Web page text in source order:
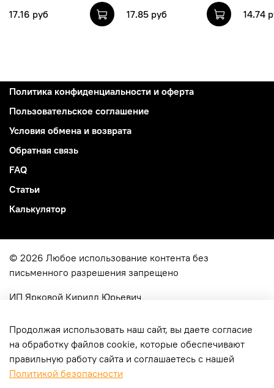
17.16 руб
17.85 руб
14.74
Политика конфиденциальности и оферта
Пользовательское соглашение
Условия обмена и возврата
Обратная связь
FAQ
Статьи
Калькулятор
© 2026 Любое использование контента без
письменного разрешения запрещено
ИП Ярковой Кирилл Юрьевич
г. Москва, ул. Молодцова 4-114
Продолжая использовать наш сайт, вы даете согласие
на обработку файлов cookie, которые обеспечивают
правильную работу сайта и соглашаетесь с нашей
Политикой безопасности